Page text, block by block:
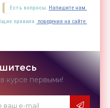
Есть вопросы. Напишите нам.
правила поведения на сайте.
курсе первыми!